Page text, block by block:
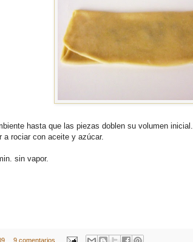
hasta que las piezas doblen su volumen inicial.
a rociar con aceite y azúcar.
sin vapor.
9 comentarios